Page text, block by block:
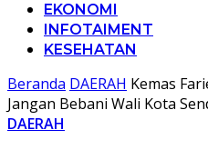
EKONOMI
INFOTAIMENT
KESEHATAN
Beranda DAERAH Kemas
Jangan Bebani Wali Kota
DAERAH